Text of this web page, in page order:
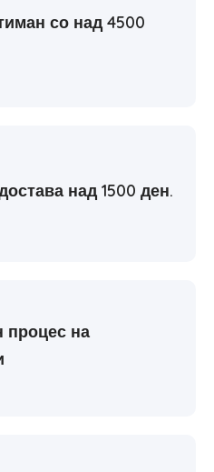
со над 4500
над 1500 ден.
процес на